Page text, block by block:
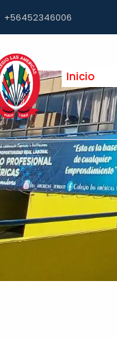
+56452346006
Inicio